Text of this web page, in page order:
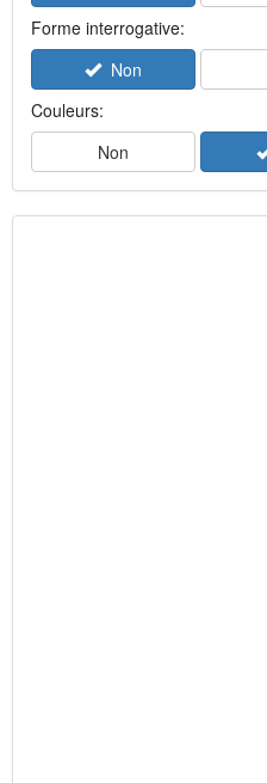
Forme interrogative:
Non
Couleurs:
Non